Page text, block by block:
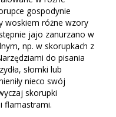
gospodynie
woskiem różne wzory
jajo zanurzano w
np. w skorupkach z
do pisania
słomki lub
nieco swój
skorupki
flamastrami.